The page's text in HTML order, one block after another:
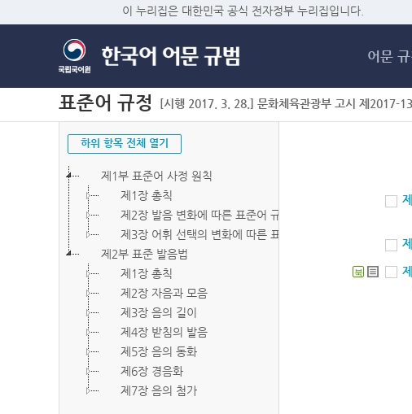
이 누리집은 대한민국 공식 전자정부 누리집입니다.
어문 규
표준어 규정 [시행 2017. 3. 28.] 문화체육관광부 고시 제2017-
하위 항목 전체 열기
제1부 표준어 사정 원칙
제1장 총칙
제2장 발음 변화에 따른 표준어 규정
제3장 어휘 선택의 변화에 따른 표준어 규정
제2부 표준 발음법
제1장 총칙
제2장 자음과 모음
제3장 음의 길이
제4장 받침의 발음
제5장 음의 동화
제6장 경음화
제7장 음의 첨가
북